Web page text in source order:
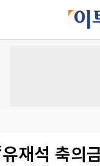
재석 축의